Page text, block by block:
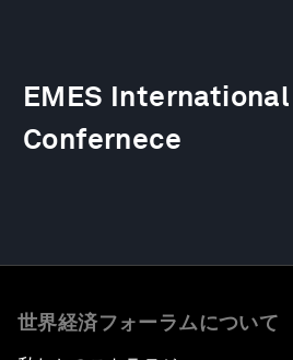
EMES
Confernece
世界経済フォーラムについて